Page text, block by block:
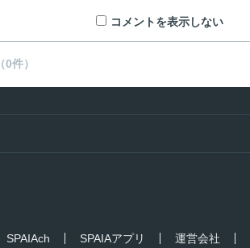
コメントを表示しない
（0件）
SPAIAch SPAIAアプリ 運営会社